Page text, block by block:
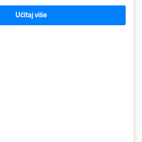
Učitaj više